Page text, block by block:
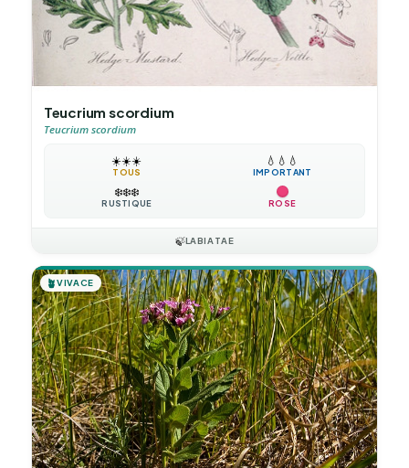
Teucrium scordium
Teucrium scordium
☀️☀️☀️
TOUS
💧 💧 💧
IMPORTANT
❄️❄️❄️
RUSTIQUE ROSE
🍃LABIATAE
🪴VIVACE